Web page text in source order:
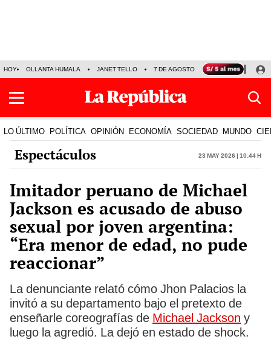
HOY OLLANTA HUMALA JANET TELLO 7 DE AGOSTO TINKA RESULTADOS
LO ÚLTIMO POLÍTICA OPINIÓN ECONOMÍA SOCIEDAD MUNDO
Espectáculos 23 May 2026 | 10:44 h
Imitador peruano de Michael
Jackson es acusado de abuso
sexual por joven argentina:
“Era menor de edad, no pude
reaccionar”
La denunciante relató cómo Jhon Palacios la
invitó a su departamento bajo el pretexto de
enseñarle coreografías de Michael Jackson y
luego la agredió. La dejó en estado de shock.